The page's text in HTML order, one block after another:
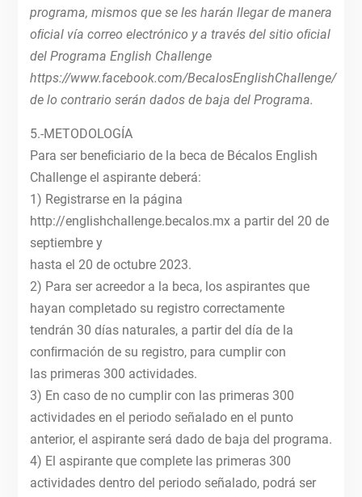
programa, mismos que se les harán llegar de manera
oﬁcial vía correo electrónico y a través del sitio oﬁcial
del Programa English Challenge
https://www.facebook.com/BecalosEnglishChallenge/
de lo contrario serán dados de baja del Programa.
5.-METODOLOGÍA
Para ser beneﬁciario de la beca de Bécalos English
Challenge el aspirante deberá:
1) Registrarse en la página
http://englishchallenge.becalos.mx a partir del 20 de
septiembre y
hasta el 20 de octubre 2023.
2) Para ser acreedor a la beca, los aspirantes que
hayan completado su registro correctamente
tendrán 30 días naturales, a partir del día de la
conﬁrmación de su registro, para cumplir con
las primeras 300 actividades.
3) En caso de no cumplir con las primeras 300
actividades en el periodo señalado en el punto
anterior, el aspirante será dado de baja del programa.
4) El aspirante que complete las primeras 300
actividades dentro del periodo señalado, podrá ser